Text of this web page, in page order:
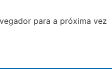
para a próxima vez